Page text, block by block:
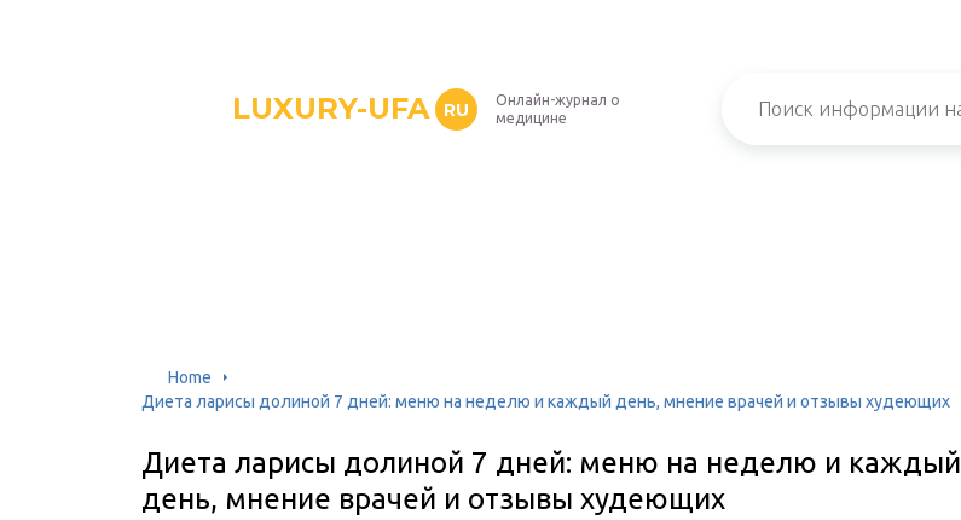
LUXURY-UFA RU
Онлайн-журнал о
медицине
Home
Диета ларисы долиной 7 дней: меню на неделю и каждый день, мнение врачей и отзывы худеющих
Диета ларисы долиной 7 дней: меню на неделю и каждый
день, мнение врачей и отзывы худеющих